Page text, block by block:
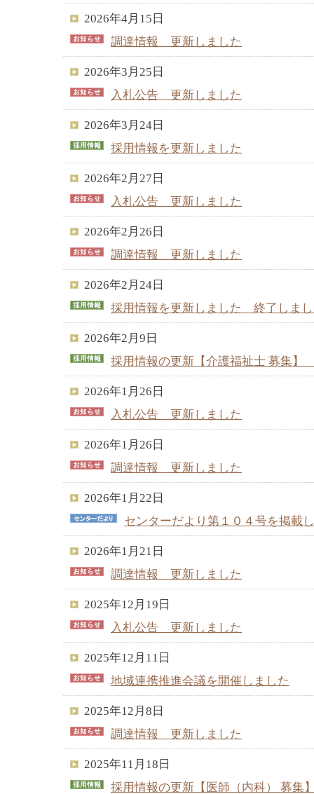
2026年4月15日
調達情報 更新しました
2026年3月25日
入札公告 更新しました
2026年3月24日
採用情報を更新しました
2026年2月27日
入札公告 更新しました
2026年2月26日
調達情報 更新しました
2026年2月24日
採用情報を更新しました 終了しま
2026年2月9日
採用情報の更新【介護福祉士 募集
2026年1月26日
入札公告 更新しました
2026年1月26日
調達情報 更新しました
2026年1月22日
センターだより第１０４号を掲載
2026年1月21日
調達情報 更新しました
2025年12月19日
入札公告 更新しました
2025年12月11日
地域連携推進会議を開催しました
2025年12月8日
調達情報 更新しました
2025年11月18日
採用情報の更新【医師（内科） 募